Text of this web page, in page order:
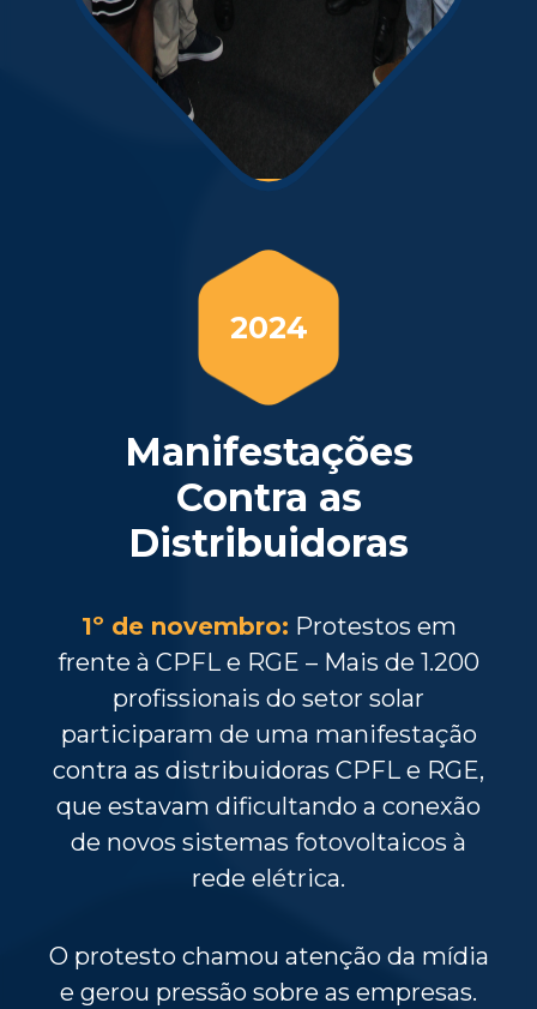
2024
Manifestações
Contra as
Distribuidoras
1º de novembro: Protestos em
frente à CPFL e RGE – Mais de 1.200
profissionais do setor solar
participaram de uma manifestação
contra as distribuidoras CPFL e RGE,
que estavam dificultando a conexão
de novos sistemas fotovoltaicos à
rede elétrica.
O protesto chamou atenção da mídia
e gerou pressão sobre as empresas.